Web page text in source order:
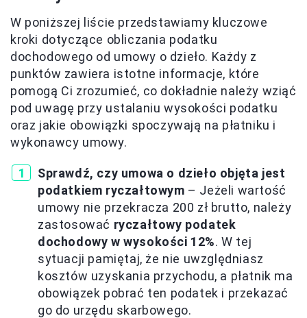
W poniższej liście przedstawiamy kluczowe
kroki dotyczące obliczania podatku
dochodowego od umowy o dzieło. Każdy z
punktów zawiera istotne informacje, które
pomogą Ci zrozumieć, co dokładnie należy wziąć
pod uwagę przy ustalaniu wysokości podatku
oraz jakie obowiązki spoczywają na płatniku i
wykonawcy umowy.
Sprawdź, czy umowa o dzieło objęta jest
podatkiem ryczałtowym – Jeżeli wartość
umowy nie przekracza 200 zł brutto, należy
zastosować ryczałtowy podatek
dochodowy w wysokości 12%. W tej
sytuacji pamiętaj, że nie uwzględniasz
kosztów uzyskania przychodu, a płatnik ma
obowiązek pobrać ten podatek i przekazać
go do urzędu skarbowego.